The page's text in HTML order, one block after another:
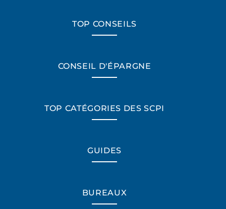
TOP CONSEILS
CONSEIL D'ÉPARGNE
TOP CATÉGORIES DES SCPI
GUIDES
BUREAUX